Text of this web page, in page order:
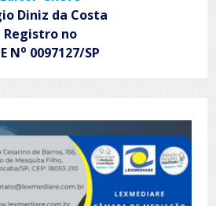
Diniz da Costa
Registro no
No 0097127/SP